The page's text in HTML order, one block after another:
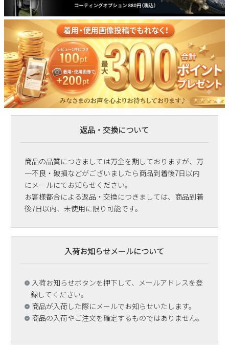
返品・交換について
商品の品質につきましては万全を期しておりますが、万
一不良・破損などがございましたら商品到着後7日以内
にメールにてお知らせください。
お客様都合による返品・交換につきましては、商品到着
後7日以内、未使用に限り可能です。
入荷お知らせメールについて
入荷お知らせボタンを押下して、メールアドレスを登
録してください。
商品が入荷した際にメールでお知らせいたします。
商品の入荷やご注文を確定するものではありません。